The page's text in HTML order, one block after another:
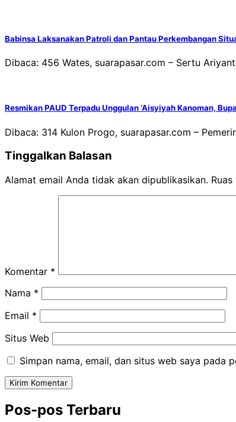
Babinsa Laksanakan Patroli dan Pantau Perkembangan
Dibaca: 456 Wates, suarapasar.com – Sertu
Resmikan PAUD Terpadu Unggulan ‘Aisyiyah Kanoman,
Dibaca: 314 Kulon Progo, suarapasar.com –
Tinggalkan Balasan
Alamat email Anda tidak akan dipublikasikan.
Komentar *
Nama *
Email *
Situs Web
Simpan nama, email, dan situs web saya pada
Pos-pos Terbaru